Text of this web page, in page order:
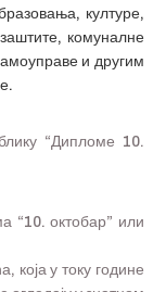
културе,
комуналне
и другим
“Дипломе 10.
“10. октобар” или
која у току године